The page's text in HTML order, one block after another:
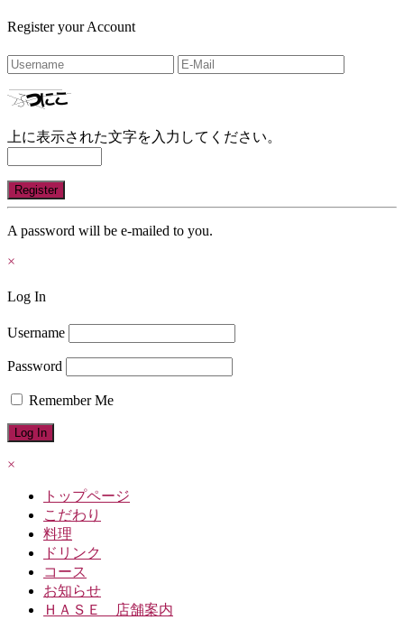
Register your Account
上に表示された文字を入力してください。
A password will be e-mailed to you.
×
Log In
Username
Password
Remember Me
×
トップページ
こだわり
料理
ドリンク
コース
お知らせ
ＨＡＳＥ 店舗案内